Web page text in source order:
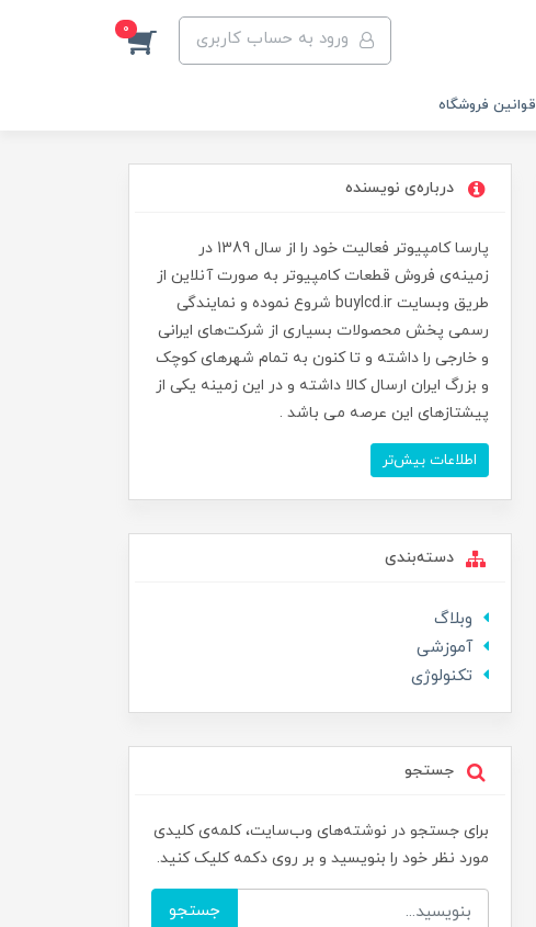
ورود به حساب کاربری 0
قوانین فروشگاه
درباره‌ی نویسنده
پارسا کامپیوتر فعالیت خود را از سال 1389 در
زمینه‌ی فروش قطعات کامپیوتر به صورت آنلاین از
طریق وبسایت buylcd.ir شروع نموده و نمایندگی
رسمی پخش محصولات بسیاری از شرکت‌های ایرانی
و خارجی را داشته و تا کنون به تمام شهرهای کوچک
و بزرگ ایران ارسال کالا داشته و در این زمینه یکی از
پیشتازهای این عرصه می باشد .
اطلاعات بیش‌تر
دسته‌بندی
وبلاگ
آموزشی
تکنولوژی
جستجو
برای جستجو در نوشته‌های وب‌سایت، کلمه‌ی کلیدی
مورد نظر خود را بنویسید و بر روی دکمه کلیک کنید.
جستجو